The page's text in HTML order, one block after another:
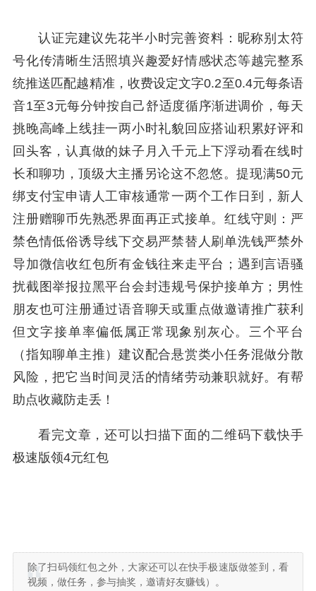
认证完建议先花半小时完善资料：昵称别太符
号化传清晰生活照填兴趣爱好情感状态等越完整系
统推送匹配越精准，收费设定文字0.2至0.4元每条语
音1至3元每分钟按自己舒适度循序渐进调价，每天
挑晚高峰上线挂一两小时礼貌回应搭讪积累好评和
回头客，认真做的妹子月入千元上下浮动看在线时
长和聊功，顶级大主播另论这不忽悠。提现满50元
绑支付宝申请人工审核通常一两个工作日到，新人
注册赠聊币先熟悉界面再正式接单。红线守则：严
禁色情低俗诱导线下交易严禁替人刷单洗钱严禁外
导加微信收红包所有金钱往来走平台；遇到言语骚
扰截图举报拉黑平台会封违规号保护接单方；男性
朋友也可注册通过语音聊天或重点做邀请推广获利
但文字接单率偏低属正常现象别灰心。三个平台
（指知聊单主推）建议配合悬赏类小任务混做分散
风险，把它当时间灵活的情绪劳动兼职就好。有帮
助点收藏防走丢！
看完文章，还可以扫描下面的二维码下载快手
极速版领4元红包
除了扫码领红包之外，大家还可以在快手极速版做签到，看
视频，做任务，参与抽奖，邀请好友赚钱）。